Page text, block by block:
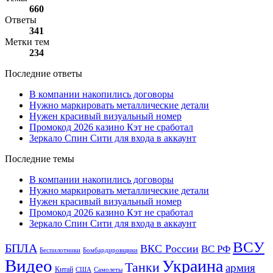
660
Ответы
341
Метки тем
234
Последние ответы
В компании накопились договоры
Нужно маркировать металлические детали
Нужен красивый визуальный номер
Промокод 2026 казино Кэт не сработал
Зеркало Спин Сити для входа в аккаунт
Последние темы
В компании накопились договоры
Нужно маркировать металлические детали
Нужен красивый визуальный номер
Промокод 2026 казино Кэт не сработал
Зеркало Спин Сити для входа в аккаунт
БПЛА Беспилотники Бомбардировщики ВКС России ВС РФ ВСУ
Видео Китай США Самолеты Танки Украина армия